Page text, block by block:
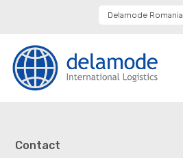
Delamode Romania
Delamode Bulgaria
Delamode Estonia
Delamode Latvia
Contact